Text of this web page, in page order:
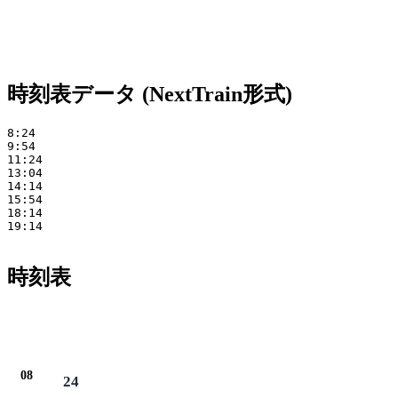
時刻表データ (NextTrain形式)
8:24
9:54
11:24
13:04
14:14
15:54
18:14
19:14
時刻表
08 24